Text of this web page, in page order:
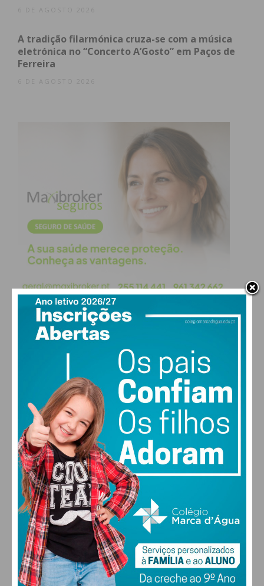
6 DE AGOSTO 2026
A tradição filarmónica cruza-se com a música
eletrónica no “Concerto A’Gosto” em Paços de
Ferreira
6 DE AGOSTO 2026
PAÇOS DE FERREIRA